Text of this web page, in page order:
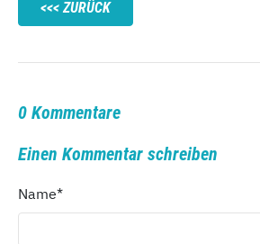
ZURÜCK
0 Kommentare
Einen Kommentar schreiben
Name*